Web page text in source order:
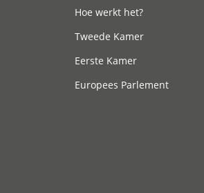
Hoe werkt het?
Tweede Kamer
Eerste Kamer
Europees Parlement